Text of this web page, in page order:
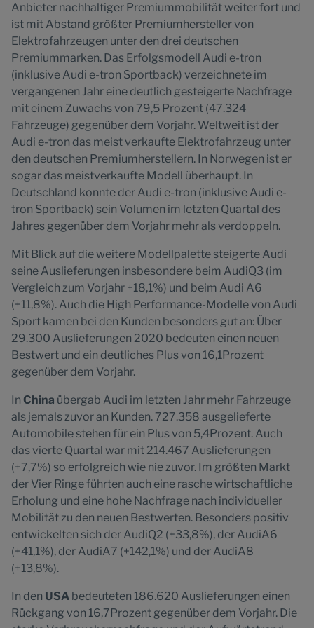
Anbieter nachhaltiger Premiummobilität weiter fort und
ist mit Abstand größter Premiumhersteller von
Elektrofahrzeugen unter den drei deutschen
Premiummarken. Das Erfolgsmodell Audi e-tron
(inklusive Audi e-tron Sportback) verzeichnete im
vergangenen Jahr eine deutlich gesteigerte Nachfrage
mit einem Zuwachs von 79,5 Prozent (47.324
Fahrzeuge) gegenüber dem Vorjahr. Weltweit ist der
Audi e-tron das meist verkaufte Elektrofahrzeug unter
den deutschen Premiumherstellern. In Norwegen ist er
sogar das meistverkaufte Modell überhaupt. In
Deutschland konnte der Audi e-tron (inklusive Audi e-
tron Sportback) sein Volumen im letzten Quartal des
Jahres gegenüber dem Vorjahr mehr als verdoppeln.
Mit Blick auf die weitere Modellpalette steigerte Audi
seine Auslieferungen insbesondere beim AudiQ3 (im
Vergleich zum Vorjahr +18,1%) und beim Audi A6
(+11,8%). Auch die High Performance-Modelle von Audi
Sport kamen bei den Kunden besonders gut an: Über
29.300 Auslieferungen 2020 bedeuten einen neuen
Bestwert und ein deutliches Plus von 16,1Prozent
gegenüber dem Vorjahr.
In China übergab Audi im letzten Jahr mehr Fahrzeuge
als jemals zuvor an Kunden. 727.358 ausgelieferte
Automobile stehen für ein Plus von 5,4Prozent. Auch
das vierte Quartal war mit 214.467 Auslieferungen
(+7,7%) so erfolgreich wie nie zuvor. Im größten Markt
der Vier Ringe führten auch eine rasche wirtschaftliche
Erholung und eine hohe Nachfrage nach individueller
Mobilität zu den neuen Bestwerten. Besonders positiv
entwickelten sich der AudiQ2 (+33,8%), der AudiA6
(+41,1%), der AudiA7 (+142,1%) und der AudiA8
(+13,8%).
In den USA bedeuteten 186.620 Auslieferungen einen
Rückgang von 16,7Prozent gegenüber dem Vorjahr. Die